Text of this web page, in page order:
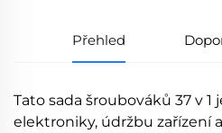
Přehled
Tato sada šroubováků 37 v 1
elektroniky, údržbu zařízení